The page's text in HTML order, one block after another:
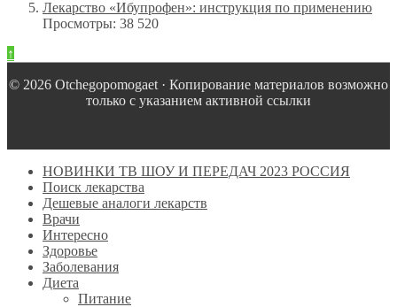
Лекарство «Ибупрофен»: инструкция по применению
Просмотры: 38 520
↑
© 2026 Оtchegopomogaet · Копирование материалов возможно
только с указанием активной ссылки
НОВИНКИ ТВ ШОУ И ПЕРЕДАЧ 2023 РОССИЯ
Поиск лекарства
Дешевые аналоги лекарств
Врачи
Интересно
Здоровье
Заболевания
Диета
Питание